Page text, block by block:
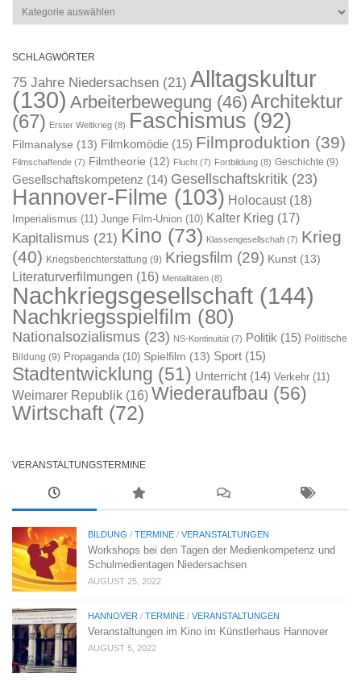
Kategorien
SCHLAGWÖRTER
75 Jahre Niedersachsen (21) Alltagskultur
(130) Arbeiterbewegung (46) Architektur
(67) Erster Weltkrieg (8) Faschismus (92)
Filmanalyse (13) Filmkomödie (15) Filmproduktion (39)
Filmschaffende (7) Filmtheorie (12) Flucht (7) Fortbildung (8) Geschichte (9)
Gesellschaftskompetenz (14) Gesellschaftskritik (23)
Hannover-Filme (103) Holocaust(18)
Imperialismus (11) Junge Film-Union (10) Kalter Krieg (17)
Kapitalismus (21) Kino (73) Klassengesellschaft (7) Krieg
(40) Kriegsberichterstattung (9) Kriegsfilm (29) Kunst (13)
Literaturverfilmungen (16) Mentalitäten (8)
Nachkriegsgesellschaft (144)
Nachkriegsspielfilm (80)
Nationalsozialismus (23) NS-Kontinuität (7) Politik (15) Politische
Bildung (9) Propaganda (10) Spielfilm (13) Sport (15)
Stadtentwicklung (51) Unterricht (14) Verkehr (11)
Weimarer Republik (16) Wiederaufbau (56)
Wirtschaft (72)
VERANSTALTUNGSTERMINE
BILDUNG / TERMINE / VERANSTALTUNGEN
Workshops bei den Tagen der Medienkompetenz und
Schulmedientagen Niedersachsen
AUGUST 25, 2022
HANNOVER / TERMINE / VERANSTALTUNGEN
Veranstaltungen im Kino im Künstlerhaus Hannover
AUGUST 5, 2022